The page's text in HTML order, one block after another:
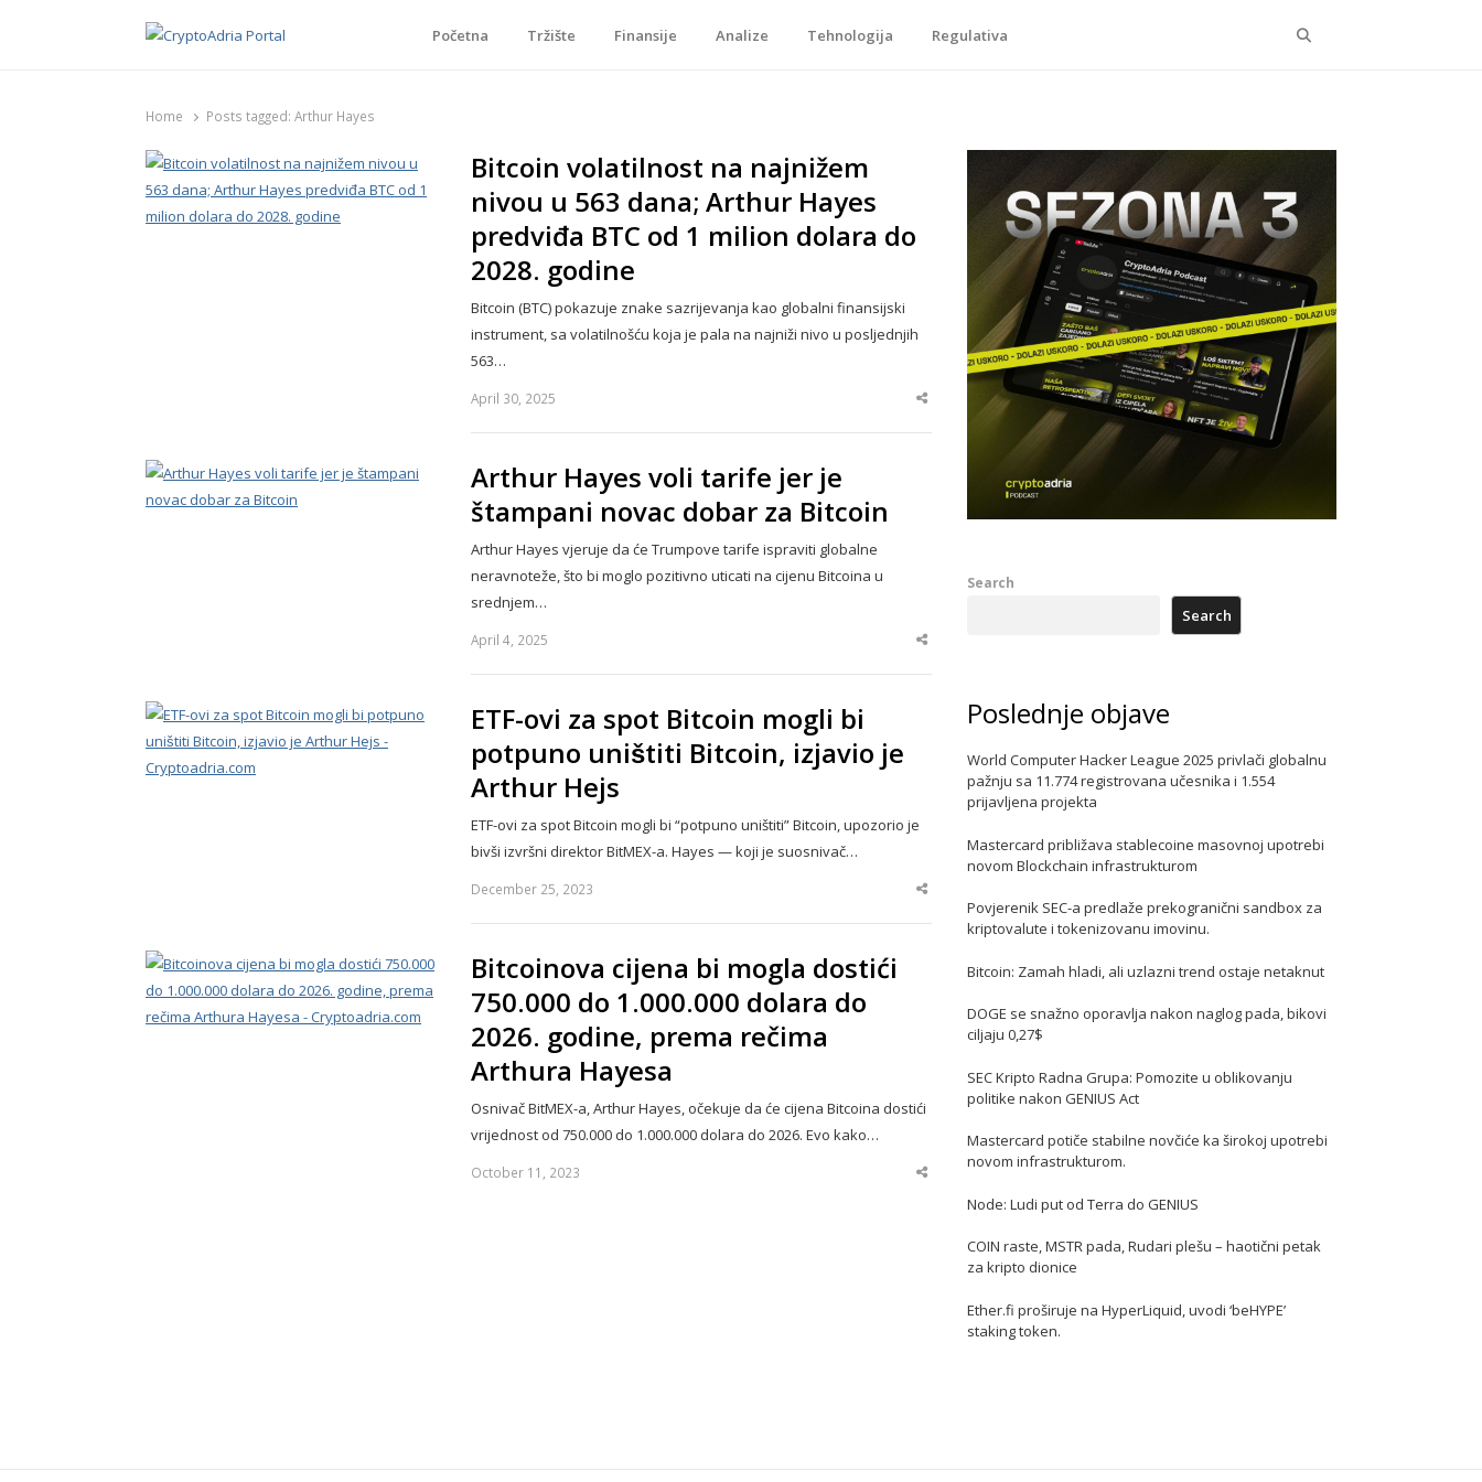
Početna Tržište Finansije Analize Tehnologija Regulativa
Home Posts tagged: Arthur Hayes
Bitcoin volatilnost na najnižem
nivou u 563 dana; Arthur Hayes
predviđa BTC od 1 milion dolara do
2028. godine
Bitcoin (BTC) pokazuje znake sazrijevanja kao globalni finansijski
instrument, sa volatilnošću koja je pala na najniži nivo u posljednjih
563…
April 30, 2025
Share
Arthur Hayes voli tarife jer je
štampani novac dobar za Bitcoin
Arthur Hayes vjeruje da će Trumpove tarife ispraviti globalne
neravnoteže, što bi moglo pozitivno uticati na cijenu Bitcoina u
srednjem…
April 4, 2025
Share
ETF-ovi za spot Bitcoin mogli bi
potpuno uništiti Bitcoin, izjavio je
Arthur Hejs
ETF-ovi za spot Bitcoin mogli bi “potpuno uništiti” Bitcoin, upozorio je
bivši izvršni direktor BitMEX-a. Hayes — koji je suosnivač…
December 25, 2023
Share
Bitcoinova cijena bi mogla dostići
750.000 do 1.000.000 dolara do
2026. godine, prema rečima
Arthura Hayesa
Osnivač BitMEX-a, Arthur Hayes, očekuje da će cijena Bitcoina dostići
vrijednost od 750.000 do 1.000.000 dolara do 2026. Evo kako…
October 11, 2023
Share
Search
Search
Poslednje objave
World Computer Hacker League 2025 privlači globalnu
pažnju sa 11.774 registrovana učesnika i 1.554
prijavljena projekta
Mastercard približava stablecoine masovnoj upotrebi
novom Blockchain infrastrukturom
Povjerenik SEC-a predlaže prekogranični sandbox za
kriptovalute i tokenizovanu imovinu.
Bitcoin: Zamah hladi, ali uzlazni trend ostaje netaknut
DOGE se snažno oporavlja nakon naglog pada, bikovi
ciljaju 0,27$
SEC Kripto Radna Grupa: Pomozite u oblikovanju
politike nakon GENIUS Act
Mastercard potiče stabilne novčiće ka širokoj upotrebi
novom infrastrukturom.
Node: Ludi put od Terra do GENIUS
COIN raste, MSTR pada, Rudari plešu – haotični petak
za kripto dionice
Ether.fi proširuje na HyperLiquid, uvodi ‘beHYPE’
staking token.